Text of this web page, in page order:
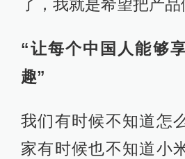
了，我就是希望把产品
“让每个中国人能够
趣”
我们有时候不知道怎
家有时候也不知道小